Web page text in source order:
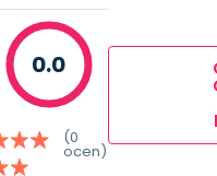
0.0
(0
ocen)